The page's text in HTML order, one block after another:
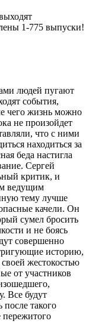
1-775 выпуски!
людей пугают
события,
чего жизнь можно
не произойдет
что с ними
находиться за
беда настигла
Сергей
критик, и
ведущим
тему лучше
качели. Он
сумел бросить
и не боясь
совершенно
историю,
жестокостью
от участников
Все будут
такого
пережитого